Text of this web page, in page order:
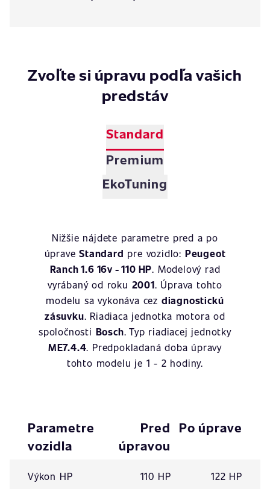
Zvoľte si úpravu podľa vašich
predstáv
Standard
Premium
EkoTuning
Nižšie nájdete parametre pred a po
úpraveStandard pre vozidlo: Peugeot
Ranch 1.6 16v - 110 HP. Modelový rad
vyrábaný od roku 2001. Úprava tohto
modelu sa vykonáva cez diagnostickú
zásuvku. Riadiaca jednotka motora od
spoločnosti Bosch. Typ riadiacej jednotky
ME7.4.4. Predpokladaná doba úpravy
tohto modelu je 1 - 2 hodiny.
Parametre
vozidla
Pred
úpravou
Po úprave
Výkon HP 110 HP 122 HP